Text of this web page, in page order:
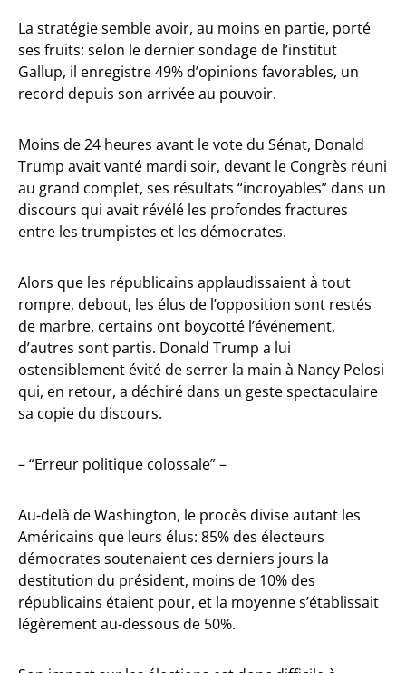
La stratégie semble avoir, au moins en partie, porté
ses fruits: selon le dernier sondage de l’institut
Gallup, il enregistre 49% d’opinions favorables, un
record depuis son arrivée au pouvoir.
Moins de 24 heures avant le vote du Sénat, Donald
Trump avait vanté mardi soir, devant le Congrès réuni
au grand complet, ses résultats “incroyables” dans un
discours qui avait révélé les profondes fractures
entre les trumpistes et les démocrates.
Alors que les républicains applaudissaient à tout
rompre, debout, les élus de l’opposition sont restés
de marbre, certains ont boycotté l’événement,
d’autres sont partis. Donald Trump a lui
ostensiblement évité de serrer la main à Nancy Pelosi
qui, en retour, a déchiré dans un geste spectaculaire
sa copie du discours.
– “Erreur politique colossale” –
Au-delà de Washington, le procès divise autant les
Américains que leurs élus: 85% des électeurs
démocrates soutenaient ces derniers jours la
destitution du président, moins de 10% des
républicains étaient pour, et la moyenne s’établissait
légèrement au-dessous de 50%.